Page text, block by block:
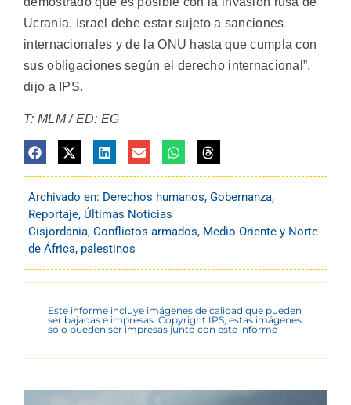
Ucrania. Israel debe estar sujeto a sanciones
internacionales y de la ONU hasta que cumpla con
sus obligaciones según el derecho internacional”,
dijo a IPS.
T: MLM / ED: EG
Archivado en: Derechos humanos, Gobernanza,
Reportaje, Últimas Noticias
Cisjordania, Conflictos armados, Medio Oriente y Norte
de África, palestinos
Este informe incluye imágenes de calidad que pueden
ser bajadas e impresas. Copyright IPS, estas imágenes
sólo pueden ser impresas junto con este informe